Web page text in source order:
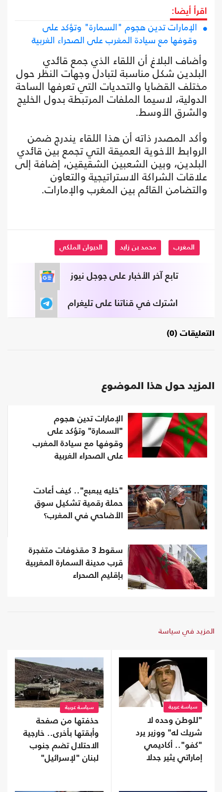
اقرأ أيضا:
الإمارات تدين هجوم "السمارة" وتؤكد على
وقوفها مع سيادة المغرب على الصحراء الغربية
وأضاف البلاغ أن اللقاء الذي جمع قائدي
البلدين شكل مناسبة لتبادل وجهات النظر حول
مختلف القضايا والتحديات التي تعرفها الساحة
الدولية، لاسيما الملفات المرتبطة بدول الخليج
والشرق الأوسط.
وأكد المصدر ذاته أن هذا اللقاء يندرج ضمن
الروابط الأخوية العميقة التي تجمع بين قائدي
البلدين، وبين الشعبين الشقيقين، إضافة إلى
علاقات الشراكة الاستراتيجية والتعاون
والتضامن القائم بين المغرب والإمارات.
المغرب محمد بن زايد الديوان الملكي
تابع آخر الأخبار على جوجل نيوز
اشترك في قناتنا على تليغرام
التعليقات (0)
المزيد حول هذا الموضوع
الإمارات تدين هجوم
"السمارة" وتؤكد على
وقوفها مع سيادة المغرب
على الصحراء الغربية
"خليه يبعبع".. كيف أعادت
حملة رقمية تشكيل سوق
الأضاحي في المغرب؟
سقوط 3 مقذوفات متفجرة
قرب مدينة السمارة المغربية
بإقليم الصحراء
المزيد في سياسة
سياسة عربية
"للوطن وحده لا
شريك له" ووزير يرد
"كفو".. أكاديمي
إماراتي يثير جدلا
سياسة عربية
حذفتها من صفحة
وأبقتها بأخرى.. خارجية
الاحتلال تضم جنوب
لبنان "لإسرائيل"